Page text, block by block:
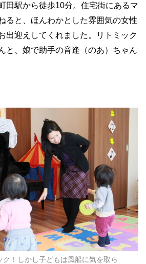
田駅から徒歩10分。住宅街にあるマ
ると、ほんわかとした雰囲気の女性
出迎えしてくれました。リトミック
と、娘で助手の音逢（のあ）ちゃん
ク！しかし子どもは風船に気を取ら